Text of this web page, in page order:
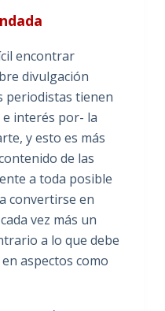
encontrar
divulgación
periodistas tienen
e interés por- la
y esto es más
de las
a toda posible
convertirse en
vez más un
a lo que debe
aspectos como